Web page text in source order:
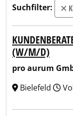
Suchfilter:
(W/M/D)
pro aurum
Bielefeld